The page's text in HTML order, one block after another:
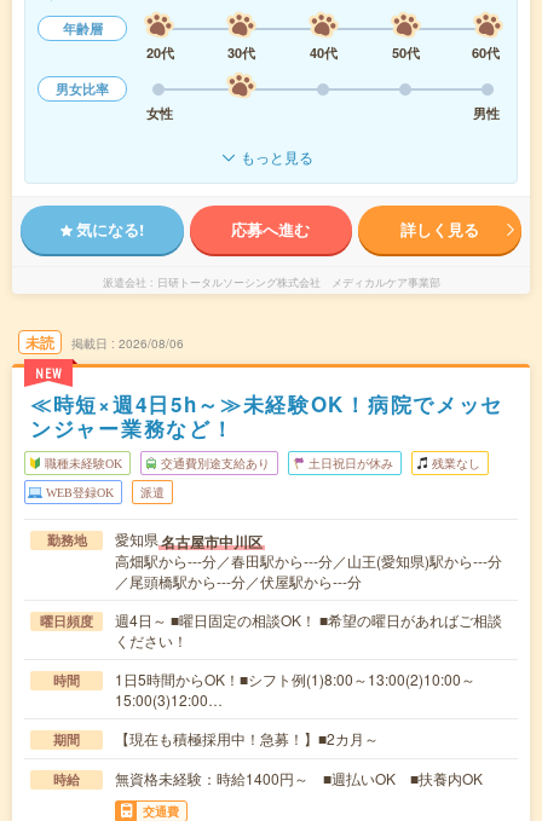
年齢層
20代
30代 40代 50代
60代
男女比率
女性
男性
もっと見る
気になる! 応募へ進む 詳しく見る
派遣会社 日研トータルソーシング株式会社 メディカルケア事業部
未読
NEW
掲載日 2026/08/06
≪時短×週4日5h～≫未経験OK！病院でメッセ
ンジャー業務など！
職種未経験OK 交通費別途支給あり 土日祝日が休み 残業なし
WEB登録OK 派遣
勤務地 愛知県名古屋市中川区
高畑駅から---分／春田駅から---分／山王(愛知県)駅から---分
／尾頭橋駅から---分／伏屋駅から---分
曜日頻度
週4日～ ■曜日固定の相談OK！ ■希望の曜日があればご相談
ください！
時間
1日5時間からOK！■シフト例(1)8:00～13:00(2)10:00～
15:00(3)12:00…
期間 【現在も積極採用中！急募！】■2カ月～
時給 無資格未経験：時給1400円～ ■週払いOK ■扶養内OK
交通費